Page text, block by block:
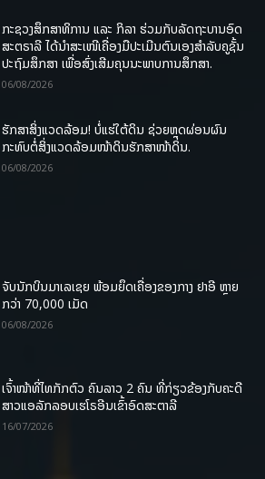
ກະຊວງສຶກສາທິການ ແລະ ກິລາ ຮ່ວມກັບລັດຖະບານອົດ
ສະຕຣາລີ ໄດ້ນຳສະເໜີເຄື່ອງມືປະເມີນຕົນເອງສຳລັບຄູຊັ້ນ
ປະຖົມສຶກສາ ເພື່ອສົ່ງເສີມຄຸນນະພາບການສຶກສາ.
06/08/2026
ຮັກສາສິ່ງແວດລ້ອມ! ບໍ່ແຮ່ໃຕ້ດິນ ຊ່ວຍຫຼຸດຜ່ອນຜົນ
ກະທົບຕໍ່ສິ່ງແວດລ້ອມໜ້າດິນຮັກສາໜ້າດິນ.
06/08/2026
ຈັບນັກບິນມາເລເຊຍ ພ້ອມຍຶດເຄື່ອງຂອງກາງ ຢາອີ ຫຼາຍ
ກວ່າ 70,000 ເມັດ
06/08/2026
ເຈົ້າໜ້າທີ່ໄທກັກຕົວ ຄົນລາວ 2 ຄົນ ທີ່ກ່ຽວຂ້ອງກັບຄະດີ
ສາວແອລັກລອບເຮໂຣອີນເຂົ້າອົດສະຕາລີ
16/07/2026